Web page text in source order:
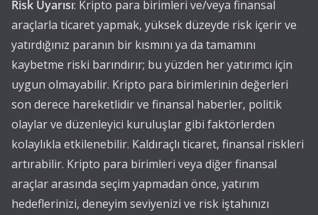
Risk Uyarısı: Kripto para birimleri ve/veya finansal
araçlarla ticaret yapmak, yüksek düzeyde risk içerir ve
yatırdığınız paranın bir kısmını ya da tamamını
kaybetme riski barındırır; bu yüzden her yatırımcı için
uygun olmayabilir. Kripto para birimlerinin değerleri
son derece hareketlidir ve finansal haberler, politik
olaylar ve düzenleyici kuruluşlar gibi faktörlerden
kolaylıkla etkilenebilir. Kaldıraçlı ticaret, finansal riskleri
artırabilir. Kripto para birimleri veya diğer finansal
araçlar arasında seçim yapmadan önce, yatırım
hedeflerinizi, deneyim seviyenizi ve risk iştahınızı